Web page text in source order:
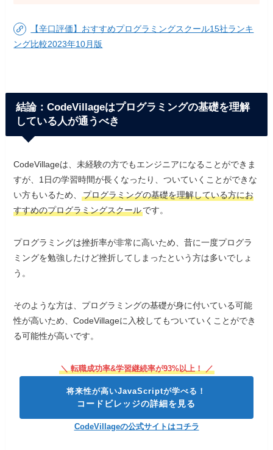
【辛口評価】おすすめプログラミングスクール15社ランキ
ング比較2023年10月版
結論：CodeVillageはプログラミングの基礎を理解
している人が通うべき
CodeVillageは、未経験の方でもエンジニアになることができま
すが、1日の学習時間が長くなったり、ついていくことができな
い方もいるため、プログラミングの基礎を理解している方にお
すすめのプログラミングスクールです。
プログラミングは挫折率が非常に高いため、昔に一度プログラ
ミングを勉強したけど挫折してしまったという方は多いでしょ
う。
そのような方は、プログラミングの基礎が身に付いている可能
性が高いため、CodeVillageに入校してもついていくことができ
る可能性が高いです。
＼ 転職成功率&学習継続率が93%以上！ ／
将来性が高いJavaScriptが学べる！
コードビレッジの詳細を見る
CodeVillageの公式サイトはコチラ